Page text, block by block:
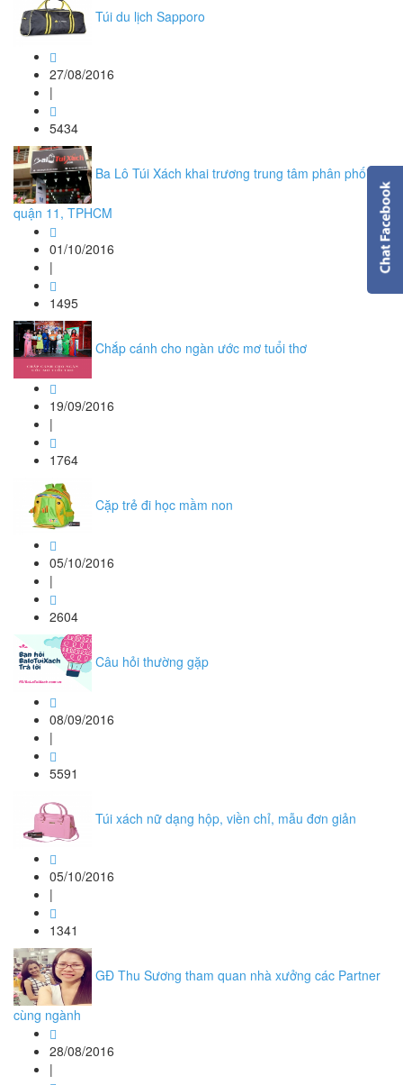
Túi du lịch Sapporo
27/08/2016
|
5434
Ba Lô Túi Xách khai trương trung tâm phân phối tại
quận 11, TPHCM
01/10/2016
|
1495
Chắp cánh cho ngàn ước mơ tuổi thơ
19/09/2016
|
1764
Cặp trẻ đi học mầm non
05/10/2016
|
2604
Câu hỏi thường gặp
08/09/2016
|
5591
Túi xách nữ dạng hộp, viền chỉ, mẫu đơn giản
05/10/2016
|
1341
GĐ Thu Sương tham quan nhà xưởng các Partner
cùng ngành
28/08/2016
|